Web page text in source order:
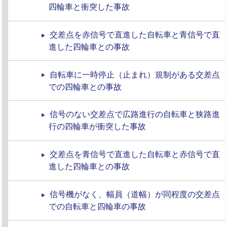
四輪車と衝突した事故
交差点を赤信号で直進した自転車と青信号で直
進した四輪車との事故
自転車に一時停止（止まれ）規制がある交差点
での四輪車との事故
信号のない交差点で広路進行の自転車と狭路進
行の四輪車が衝突した事故
交差点を青信号で直進した自転車と赤信号で直
進した四輪車との事故
信号機がなく、幅員（道幅）が同程度の交差点
での自転車と四輪車の事故